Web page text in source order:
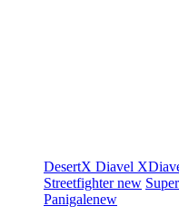
DesertX Diavel
Streetfighternew
Panigalenew